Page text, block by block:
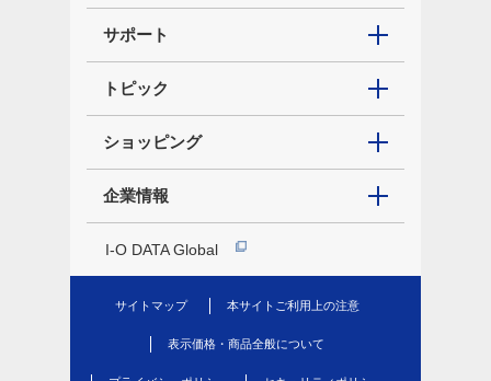
サポート
トピック
ショッピング
企業情報
I-O DATA Global
サイトマップ 本サイトご利用上の注意
表示価格・商品全般について